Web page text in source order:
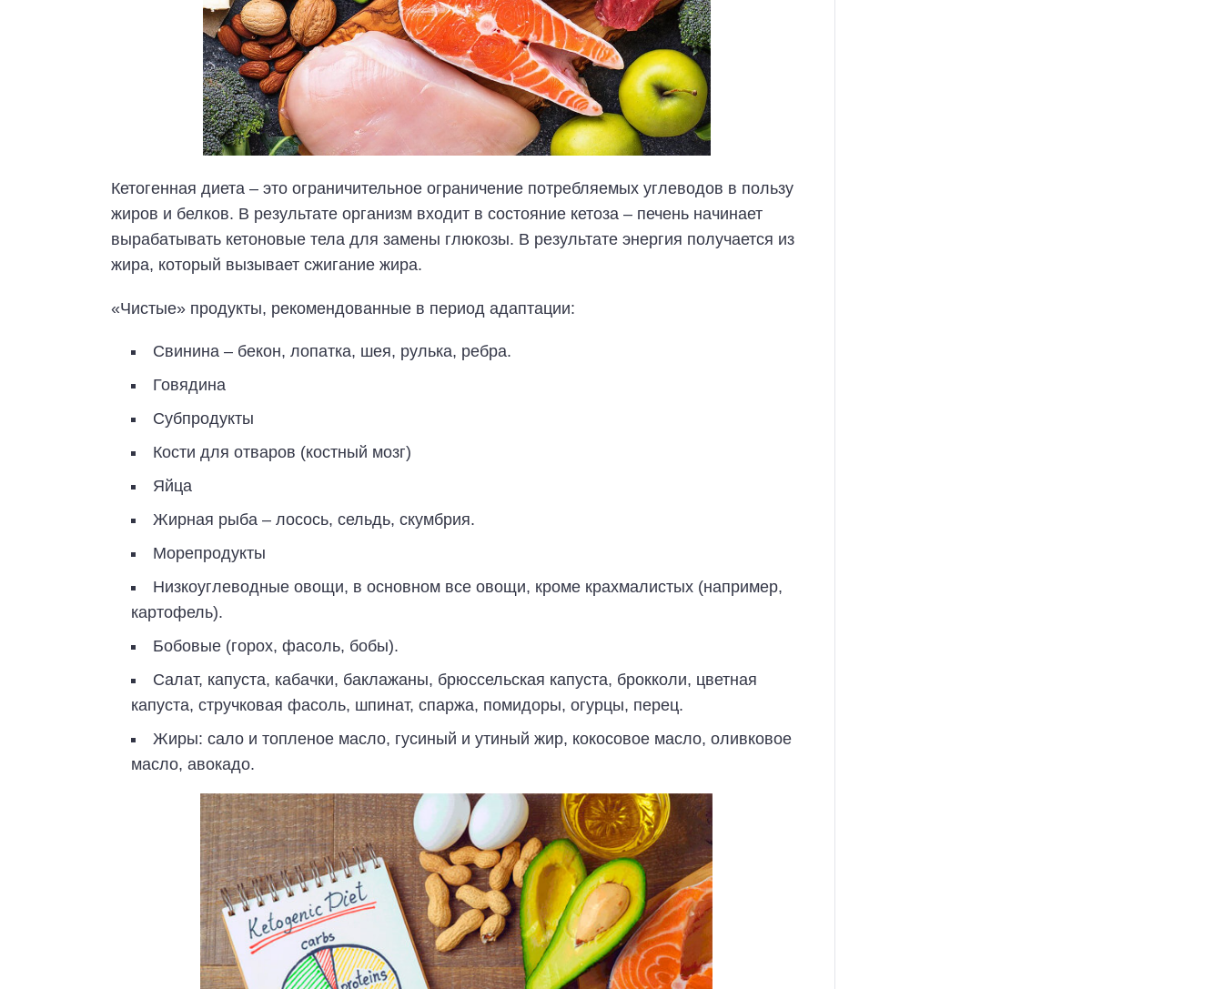
Кетогенная диета – это ограничительное ограничение потребляемых углеводов в пользу
жиров и белков. В результате организм входит в состояние кетоза – печень начинает
вырабатывать кетоновые тела для замены глюкозы. В результате энергия получается из
жира, который вызывает сжигание жира.
«Чистые» продукты, рекомендованные в период адаптации:
Свинина – бекон, лопатка, шея, рулька, ребра.
Говядина
Субпродукты
Кости для отваров (костный мозг)
Яйца
Жирная рыба – лосось, сельдь, скумбрия.
Морепродукты
Низкоуглеводные овощи, в основном все овощи, кроме крахмалистых (например,
картофель).
Бобовые (горох, фасоль, бобы).
Салат, капуста, кабачки, баклажаны, брюссельская капуста, брокколи, цветная
капуста, стручковая фасоль, шпинат, спаржа, помидоры, огурцы, перец.
Жиры: сало и топленое масло, гусиный и утиный жир, кокосовое масло, оливковое
масло, авокадо.